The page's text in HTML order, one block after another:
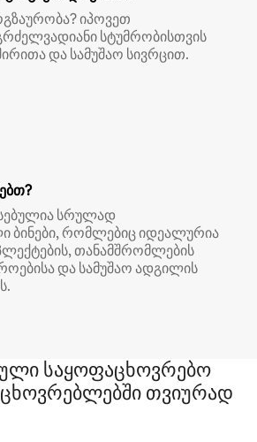
იპოვეთ
სტუმრობისთვის
და სამუშაო სივრცით.
სრულად
ბინები, რომლებიც იდეალურია
თანამშრომლების
და სამუშაო ადგილის
საყოფაცხოვრებო
თვიურად